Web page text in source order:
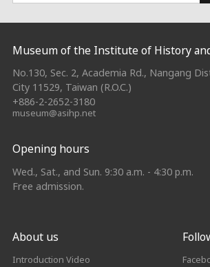
:::
Museum of the Institute of History
No.130, Sec. 2, Academia Rd., Nangang
City 11529, Taiwan (R.O.C.)
+886-2-2652-3180
museum@asihp.net
Opening hours
Wed., Sat., and Sun. 9:30 a.m. - 4:30 p.m.
Free admission.
About us
Introduction Video